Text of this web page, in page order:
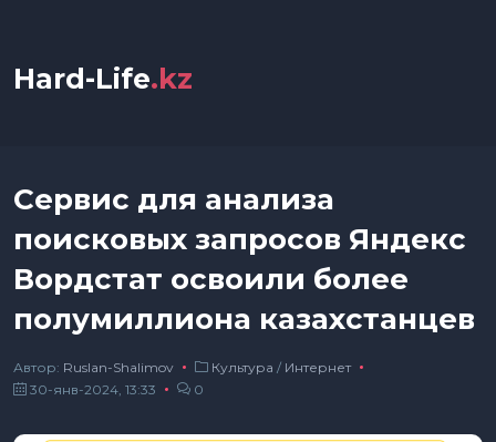
Hard-Life.kz
Сервис для анализа
поисковых запросов Яндекс
Вордстат освоили более
полумиллиона казахстанцев
Автор: Ruslan-Shalimov Культура / Интернет
30-янв-2024, 13:33
0